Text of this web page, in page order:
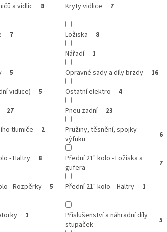
a vidlic 8 Kryty vidlice 7
7 Ložiska 8
Nářadí 1
5 Opravné sady a díly brzdy 16
vidlice) 5 Ostatní elektro 4
27 Pneu zadní 23
tlumiče 2
Pružiny, těsnění, spojky
výfuku
6
- Haltry 8
Přední 21" kolo - Ložiska a
gufera
7
- Rozpěrky 5 Přední 21" kolo – Haltry 1
1
Příslušenství a náhradní díly
stupaček
5